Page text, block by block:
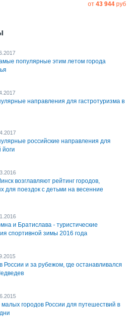
от 43 944 руб
популярные этим летом города
направления для гастротуризма в
российские направления для
возглавляют рейтинг городов,
для поездок с детьми на весенние
и Братислава - туристические
спортивной зимы 2016 года
России и за рубежом, где останавливался
малых городов России для путешествий в